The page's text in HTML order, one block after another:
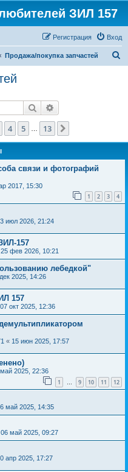
ЗИЛ 157
Вход
Регистрация
Продажа/покупка запчастей
Поиск
из 13
4 5 13
связи и фотографий
2017, 15:30
1 2 3 4
июл 2026, 21:24
157
25 фев 2026, 10:21
лебедкой"
2025, 14:26
157
07 окт 2025, 12:36
« 15 июн 2025, 17:57
2025, 22:36
1 … 9 10 11 12
май 2025, 14:35
06 май 2025, 09:27
апр 2025, 17:27